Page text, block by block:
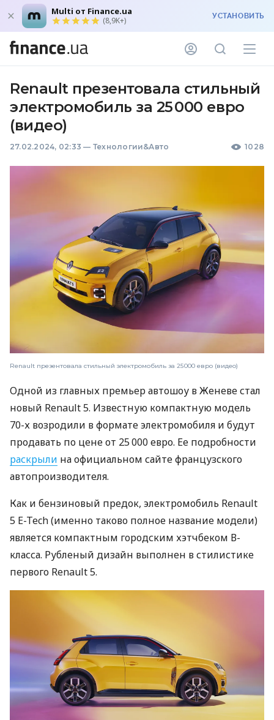
Multi от Finance.ua
(8,9K+) УСТАНОВИТЬ
Renault презентовала стильный
электромобиль за 25 000 евро
(видео)
27.02.2024, 02:33 — Технологии&Авто 1028
Renault презентовала стильный электромобиль за 25 000 евро (видео)
Одной из главных премьер автошоу в Женеве стал
новый Renault 5. Известную компактную модель
70-х возродили в формате электромобиля и будут
продавать по цене от 25 000 евро. Ее подробности
раскрыли на официальном сайте французского
автопроизводителя.
Как и бензиновый предок, электромобиль Renault
5 E-Tech (именно таково полное название модели)
является компактным городским хэтчбеком В-
класса. Рубленый дизайн выполнен в стилистике
первого Renault 5.